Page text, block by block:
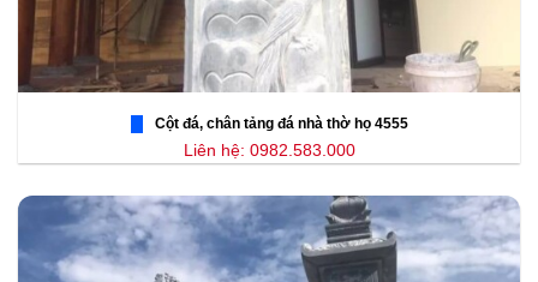
Cột đá, chân tảng đá nhà thờ họ 4555
Liên hệ: 0982.583.000